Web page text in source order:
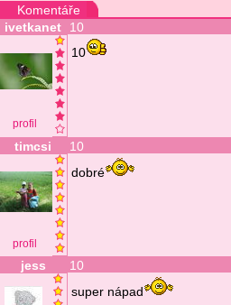
Komentáře
ivetkanet
10
profil
10
timcsi 10
profil
dobré
jess 10
super nápad